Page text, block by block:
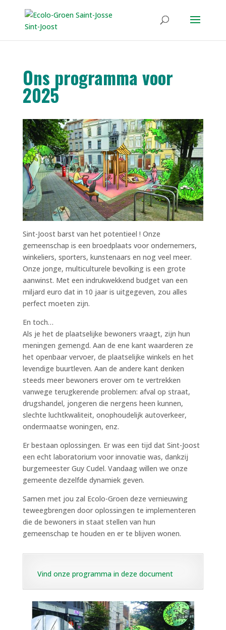
Ons programma voor
2025
Sint-Joost barst van het potentieel ! Onze
gemeenschap is een broedplaats voor ondernemers,
winkeliers, sporters, kunstenaars en nog veel meer.
Onze jonge, multiculturele bevolking is een grote
aanwinst. Met een indrukwekkend budget van een
miljard euro dat in 10 jaar is uitgegeven, zou alles
perfect moeten zijn.
En toch…
Als je het de plaatselijke bewoners vraagt, zijn hun
meningen gemengd. Aan de ene kant waarderen ze
het openbaar vervoer, de plaatselijke winkels en het
levendige buurtleven. Aan de andere kant denken
steeds meer bewoners erover om te vertrekken
vanwege terugkerende problemen: afval op straat,
drugshandel, jongeren die nergens heen kunnen,
slechte luchtkwaliteit, onophoudelijk autoverkeer,
ondermaatse woningen, enz.
Er bestaan oplossingen. Er was een tijd dat Sint-Joost
een echt laboratorium voor innovatie was, dankzij
burgemeester Guy Cudel. Vandaag willen we onze
gemeente dezelfde dynamiek geven.
Samen met jou zal Ecolo-Groen deze vernieuwing
teweegbrengen door oplossingen te implementeren
die de bewoners in staat stellen van hun
gemeenschap te houden en er te blijven wonen.
Vind onze programma in deze document